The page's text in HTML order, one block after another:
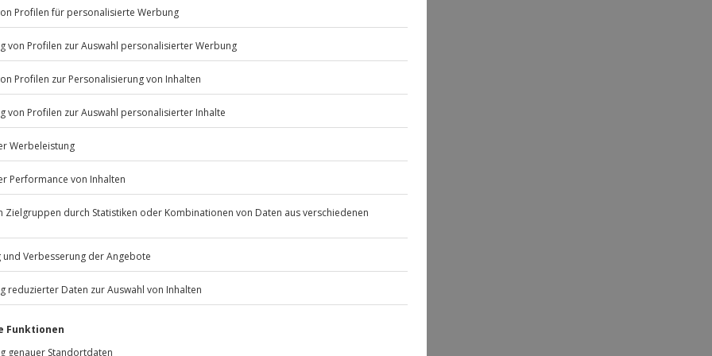
2,5 Stunden)
Erziehungsberechtigten
Listenansicht
© OpenStreetMaps
Jochen Schweizer
Mühldorfstraße 8
81671 München
außer an bundesweiten